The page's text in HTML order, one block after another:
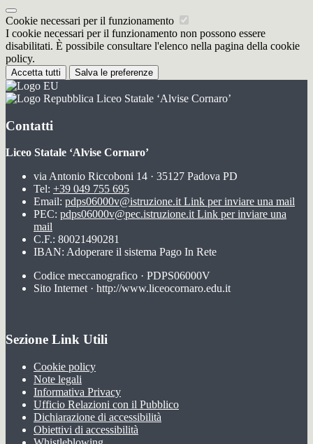
Cookie necessari per il funzionamento
I cookie necessari per il funzionamento non possono essere
disabilitati. È possibile consultare l'elenco nella pagina della cookie
policy.
Accetta tutti Salva le preferenze
Liceo Statale ‘Alvise Cornaro’
Contatti
Liceo Statale ‘Alvise Cornaro’
via Antonio Riccoboni 14 · 35127 Padova PD
Tel: +39 049 755 695
Email: pdps06000v@istruzione.it Link per inviare una mail
PEC: pdps06000v@pec.istruzione.it Link per inviare una
mail
C.F.: 80021490281
IBAN: Adoperare il sistema Pago In Rete
Codice meccanografico · PDPS06000V
Sito Internet · http://www.liceocornaro.edu.it
Sezione Link Utili
Cookie policy
Note legali
Informativa Privacy
Ufficio Relazioni con il Pubblico
Dichiarazione di accessibilità
Obiettivi di accessibilità